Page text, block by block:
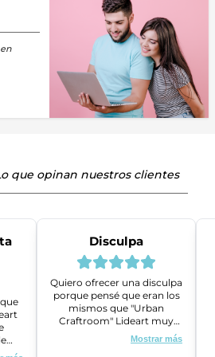
que opinan nuestros clientes
y
Disculpa
Quiero ofrecer una disculpa
porque pensé que eran los
mismos que "Urban
Craftroom" Lideart muy
amables me ayudaron a
gestionar un problema que
Mostrar más